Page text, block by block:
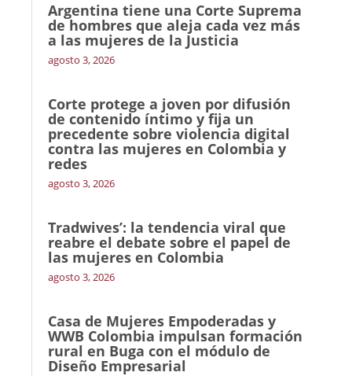
Argentina tiene una Corte Suprema
de hombres que aleja cada vez más
a las mujeres de la Justicia
agosto 3, 2026
Corte protege a joven por difusión
de contenido íntimo y fija un
precedente sobre violencia digital
contra las mujeres en Colombia y
redes
agosto 3, 2026
Tradwives’: la tendencia viral que
reabre el debate sobre el papel de
las mujeres en Colombia
agosto 3, 2026
Casa de Mujeres Empoderadas y
WWB Colombia impulsan formación
rural en Buga con el módulo de
Diseño Empresarial